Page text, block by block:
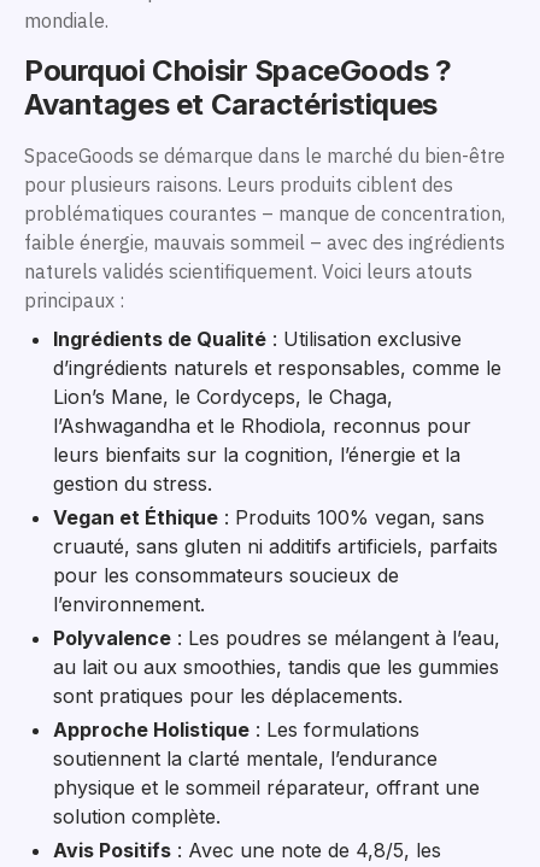
mondiale.
Pourquoi Choisir SpaceGoods ?
Avantages et Caractéristiques
SpaceGoods se démarque dans le marché du bien-être
pour plusieurs raisons. Leurs produits ciblent des
problématiques courantes – manque de concentration,
faible énergie, mauvais sommeil – avec des ingrédients
naturels validés scientifiquement. Voici leurs atouts
principaux :
Ingrédients de Qualité : Utilisation exclusive
d’ingrédients naturels et responsables, comme le
Lion’s Mane, le Cordyceps, le Chaga,
l’Ashwagandha et le Rhodiola, reconnus pour
leurs bienfaits sur la cognition, l’énergie et la
gestion du stress.
Vegan et Éthique : Produits 100% vegan, sans
cruauté, sans gluten ni additifs artificiels, parfaits
pour les consommateurs soucieux de
l’environnement.
Polyvalence : Les poudres se mélangent à l’eau,
au lait ou aux smoothies, tandis que les gummies
sont pratiques pour les déplacements.
Approche Holistique : Les formulations
soutiennent la clarté mentale, l’endurance
physique et le sommeil réparateur, offrant une
solution complète.
Avis Positifs : Avec une note de 4,8/5, les